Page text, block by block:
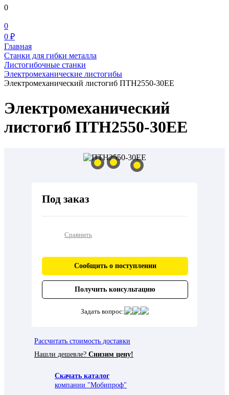
0
0
0 ₽
Главная
Станки для гибки металла
Листогибочные станки
Электромеханические листогибы
Электромеханический листогиб ПТН2550-30ЕЕ
Электромеханический
листогиб ПТН2550-30ЕЕ
Под заказ
Сравнить
Сообщить о поступлении
Получить консультацию
Задать вопрос:
Рассчитать стоимость доставки
Нашли дешевле? Снизим цену!
Скачать каталог
компании "Мобипроф"